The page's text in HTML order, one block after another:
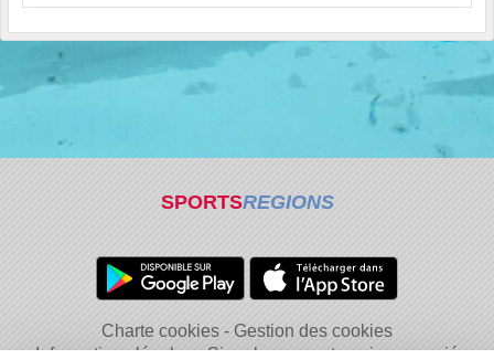
SPORTSREGIONS
Charte cookies
Gestion des cookies
Informations légales
Signaler un contenu inapproprié